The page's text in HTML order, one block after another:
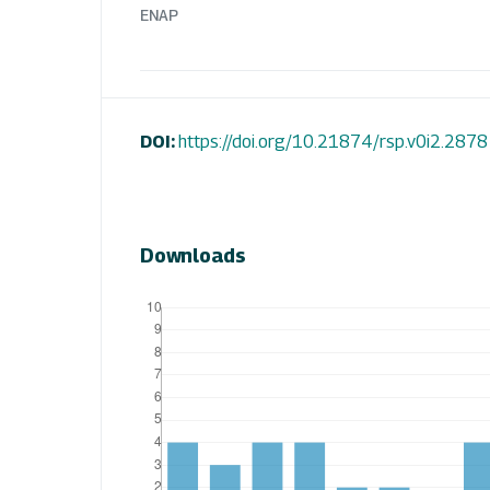
ENAP
DOI:https://doi.org/10.21874/rsp.v0i2.2878
Downloads